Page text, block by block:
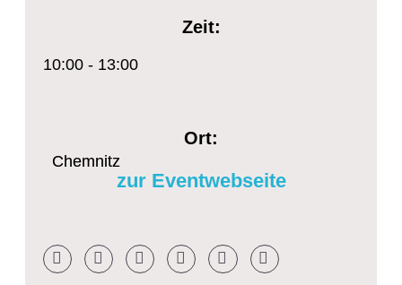
Zeit:
10:00 - 13:00
Ort:
Chemnitz
zur Eventwebseite